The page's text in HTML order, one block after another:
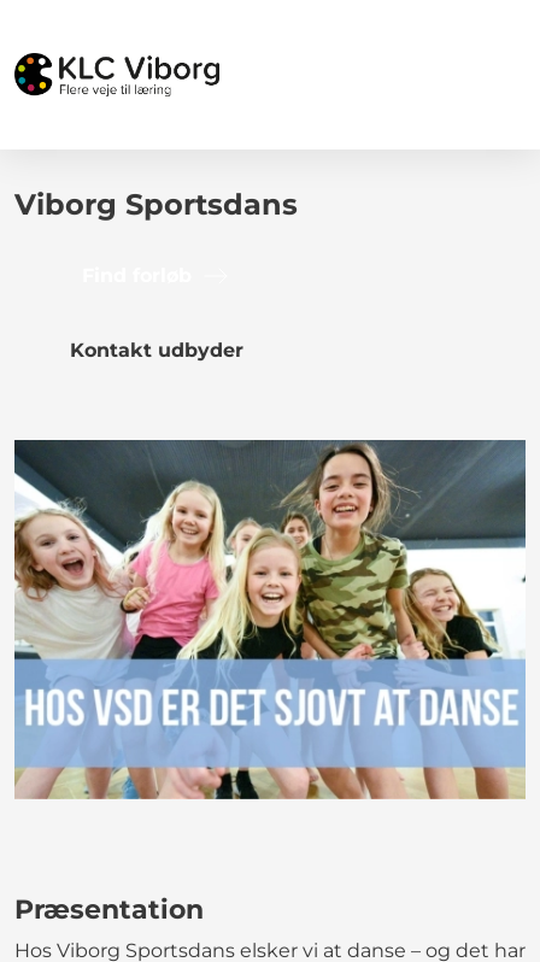
Viborg Sportsdans
Kontakt udbyder
Præsentation
Hos Viborg Sportsdans elsker vi at danse – og det har